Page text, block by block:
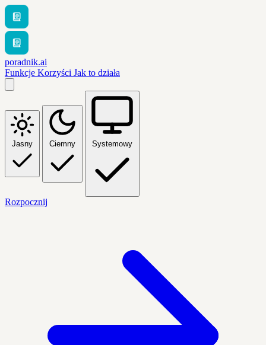
poradnik.ai
Funkcje Korzyści Jak to działa
Jasny Ciemny Systemowy
Rozpocznij